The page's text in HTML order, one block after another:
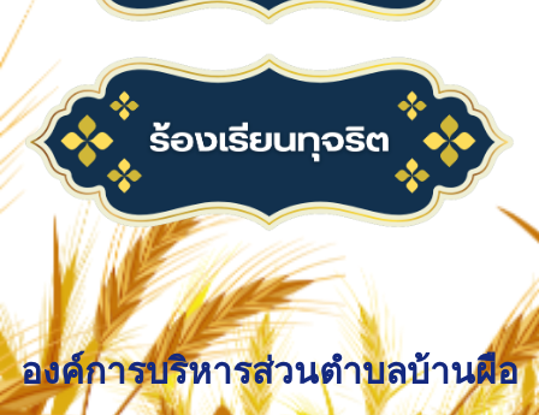
องค์การบริหารส่วนตำบลบ้านผือ